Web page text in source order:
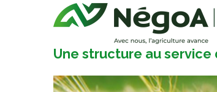
Une structure au